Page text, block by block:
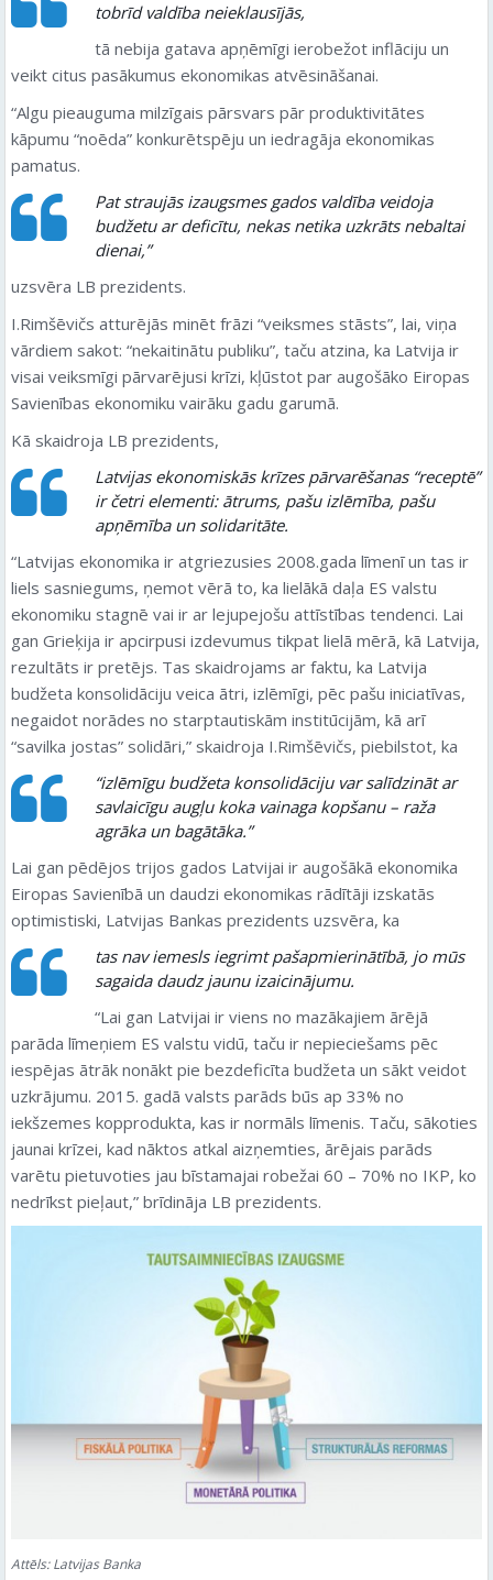
tobrīd valdība neieklausījās,
tā nebija gatava apņēmīgi ierobežot inflāciju un
veikt citus pasākumus ekonomikas atvēsināšanai.
“Algu pieauguma milzīgais pārsvars pār produktivitātes
kāpumu “noēda” konkurētspēju un iedragāja ekonomikas
pamatus.
Pat straujās izaugsmes gados valdība veidoja
budžetu ar deficītu, nekas netika uzkrāts nebaltai
dienai,”
uzsvēra LB prezidents.
I.Rimšēvičs atturējās minēt frāzi “veiksmes stāsts”, lai, viņa
vārdiem sakot: “nekaitinātu publiku”, taču atzina, ka Latvija ir
visai veiksmīgi pārvarējusi krīzi, kļūstot par augošāko Eiropas
Savienības ekonomiku vairāku gadu garumā.
Kā skaidroja LB prezidents,
Latvijas ekonomiskās krīzes pārvarēšanas “receptē”
ir četri elementi: ātrums, pašu izlēmība, pašu
apņēmība un solidaritāte.
“Latvijas ekonomika ir atgriezusies 2008.gada līmenī un tas ir
liels sasniegums, ņemot vērā to, ka lielākā daļa ES valstu
ekonomiku stagnē vai ir ar lejupejošu attīstības tendenci. Lai
gan Grieķija ir apcirpusi izdevumus tikpat lielā mērā, kā Latvija,
rezultāts ir pretējs. Tas skaidrojams ar faktu, ka Latvija
budžeta konsolidāciju veica ātri, izlēmīgi, pēc pašu iniciatīvas,
negaidot norādes no starptautiskām institūcijām, kā arī
“savilka jostas” solidāri,” skaidroja I.Rimšēvičs, piebilstot, ka
“izlēmīgu budžeta konsolidāciju var salīdzināt ar
savlaicīgu augļu koka vainaga kopšanu – raža
agrāka un bagātāka.”
Lai gan pēdējos trijos gados Latvijai ir augošākā ekonomika
Eiropas Savienībā un daudzi ekonomikas rādītāji izskatās
optimistiski, Latvijas Bankas prezidents uzsvēra, ka
tas nav iemesls iegrimt pašapmierinātībā, jo mūs
sagaida daudz jaunu izaicinājumu.
“Lai gan Latvijai ir viens no mazākajiem ārējā
parāda līmeņiem ES valstu vidū, taču ir nepieciešams pēc
iespējas ātrāk nonākt pie bezdeficīta budžeta un sākt veidot
uzkrājumu. 2015. gadā valsts parāds būs ap 33% no
iekšzemes kopprodukta, kas ir normāls līmenis. Taču, sākoties
jaunai krīzei, kad nāktos atkal aizņemties, ārējais parāds
varētu pietuvoties jau bīstamajai robežai 60 – 70% no IKP, ko
nedrīkst pieļaut,” brīdināja LB prezidents.
Attēls: Latvijas Banka